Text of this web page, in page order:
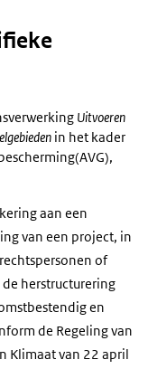
Uitvoeren
in het kader
aan een
van een project, in
of
herstructurering
en
de Regeling van
Klimaat van 22 april